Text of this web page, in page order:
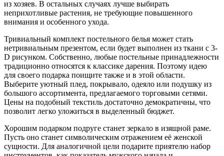
из хозяев. В остальных случаях лучше выбирать
неприхотливые растения, не требующие повышенного
внимания и особенного ухода.
Тривиальный комплект постельного белья может стать
нетривиальным презентом, если будет выполнен из ткани с 3-
D рисунком. Собственно, любые постельные принадлежности
традиционно относятся к классике дарения. Поэтому идею
для своего подарка поищите также и в этой области.
Выберите уютный плед, покрывало, одеяло или подушку из
большого ассортимента, предлагаемого торговыми сетями.
Цены на подобный текстиль достаточно демократичны, что
позволит легко уложиться в выделенный бюджет.
Хорошим подарком подруге станет зеркало в изящной раме.
Пусть оно станет символическим отражением её женской
сущности. Для аналогичной цели подарите приятелю набор